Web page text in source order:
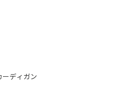
ディガン